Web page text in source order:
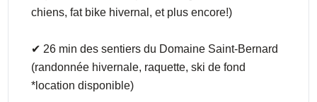
chiens, fat bike hivernal, et plus encore!)
✔ 26 min des sentiers du Domaine Saint-Bernard
(randonnée hivernale, raquette, ski de fond
*location disponible)